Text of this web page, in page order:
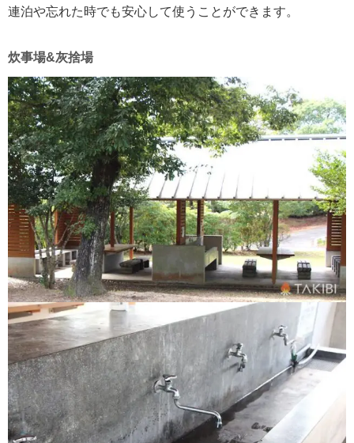
連泊や忘れた時でも安心して使うことができます。
炊事場&灰捨場